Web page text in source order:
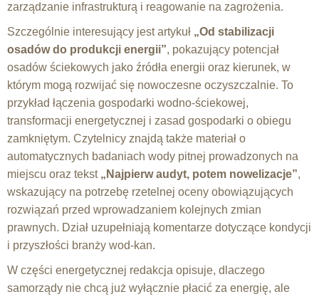
zarządzanie infrastrukturą i reagowanie na zagrożenia.
Szczególnie interesujący jest artykuł „Od stabilizacji
osadów do produkcji energii”, pokazujący potencjał
osadów ściekowych jako źródła energii oraz kierunek, w
którym mogą rozwijać się nowoczesne oczyszczalnie. To
przykład łączenia gospodarki wodno-ściekowej,
transformacji energetycznej i zasad gospodarki o obiegu
zamkniętym. Czytelnicy znajdą także materiał o
automatycznych badaniach wody pitnej prowadzonych na
miejscu oraz tekst „Najpierw audyt, potem nowelizacje”,
wskazujący na potrzebę rzetelnej oceny obowiązujących
rozwiązań przed wprowadzaniem kolejnych zmian
prawnych. Dział uzupełniają komentarze dotyczące kondycji
i przyszłości branży wod-kan.
W części energetycznej redakcja opisuje, dlaczego
samorządy nie chcą już wyłącznie płacić za energię, ale